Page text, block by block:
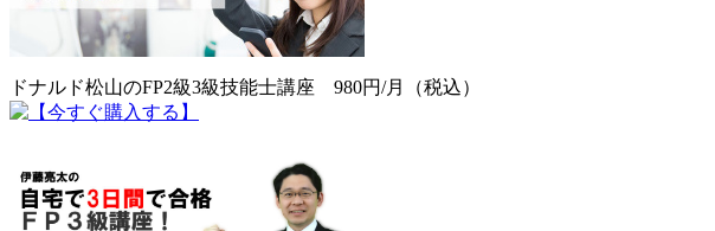
ドナルド松山のFP2級3級技能士講座 980円/月（税込）